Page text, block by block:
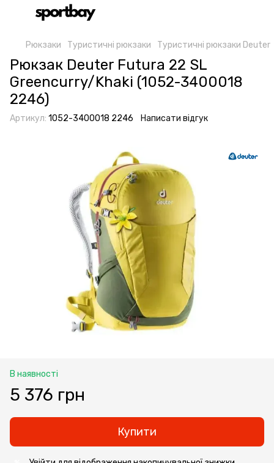
Рюкзаки Туристичні рюкзаки Туристичні рюкзаки Deuter
Рюкзак Deuter Futura 22 SL
Greencurry/Khaki (1052-3400018
2246)
Артикул: 1052-3400018 2246 Написати відгук
В наявності
5 376 грн
Купити